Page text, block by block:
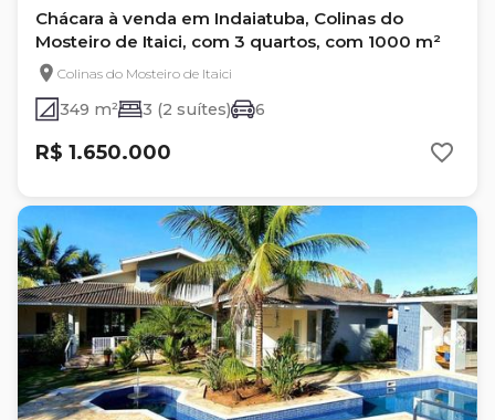
Chácara à venda em Indaiatuba, Colinas do
Mosteiro de Itaici, com 3 quartos, com 1000 m²
Colinas do Mosteiro de Itaici
349 m² 3 (2 suítes) 6
R$ 1.650.000